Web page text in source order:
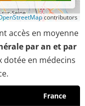
contributors
accès en moyenne
par an et par
dotée en médecins
France